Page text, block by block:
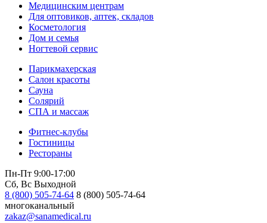
Медицинским центрам
Для оптовиков, аптек, складов
Косметология
Дом и семья
Ногтевой сервис
Парикмахерская
Салон красоты
Сауна
Солярий
СПА и массаж
Фитнес-клубы
Гостиницы
Рестораны
Пн-Пт 9:00-17:00
Сб, Вс Выходной
8 (800) 505-74-64 8 (800) 505-74-64
многоканальный
zakaz@sanamedical.ru